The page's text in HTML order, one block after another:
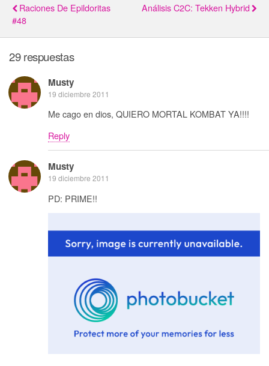
Raciones De Epildoritas
#48
Análisis C2C: Tekken Hybrid
29 respuestas
Musty
19 diciembre 2011
Me cago en dios, QUIERO MORTAL KOMBAT YA!!!!
Reply
Musty
19 diciembre 2011
PD: PRIME!!